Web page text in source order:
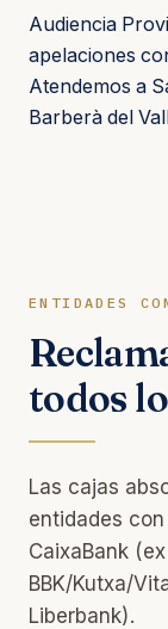
Audiencia
apelaciones
Atendemos a
Barberà del
ENTIDADES
todos
Las cajas
entidades
CaixaBank
BBK/Kutxa/
Liberbank).